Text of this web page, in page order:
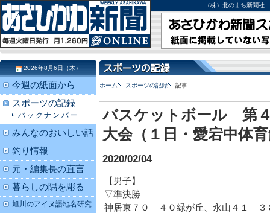
（株）北のまち新聞
ホーム スポーツの記録 記事
バスケットボール 第
大会（１日・愛宕中体
2020/02/04
【男子】
▽準決勝
神居東７０―４０緑が丘、永山４１―３
2026年8月6日（木）
今週の紙面から
スポーツの記録
バックナンバー
みんなのおいしい話
釣り情報
元・編集長の直言
暮らしの隅を彫る
旭川のアイヌ語地名研究